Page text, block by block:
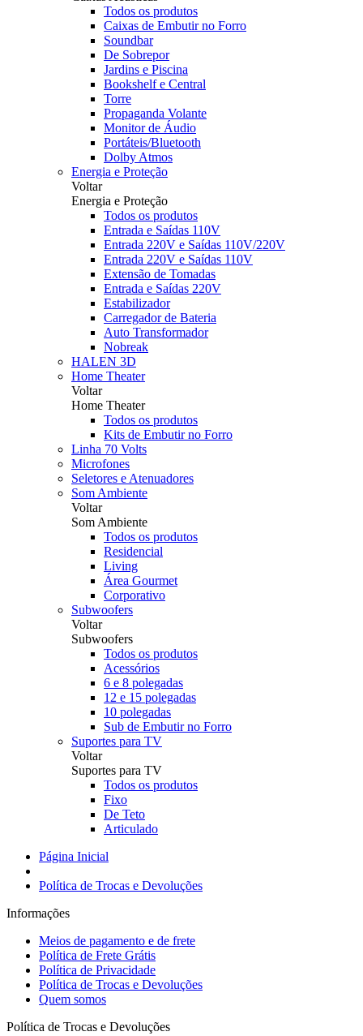
Todos os produtos
Caixas de Embutir no Forro
Soundbar
De Sobrepor
Jardins e Piscina
Bookshelf e Central
Torre
Propaganda Volante
Monitor de Áudio
Portáteis/Bluetooth
Dolby Atmos
Energia e Proteção
Voltar
Energia e Proteção
Todos os produtos
Entrada e Saídas 110V
Entrada 220V e Saídas 110V/220V
Entrada 220V e Saídas 110V
Extensão de Tomadas
Entrada e Saídas 220V
Estabilizador
Carregador de Bateria
Auto Transformador
Nobreak
HALEN 3D
Home Theater
Voltar
Home Theater
Todos os produtos
Kits de Embutir no Forro
Linha 70 Volts
Microfones
Seletores e Atenuadores
Som Ambiente
Voltar
Som Ambiente
Todos os produtos
Residencial
Living
Área Gourmet
Corporativo
Subwoofers
Voltar
Subwoofers
Todos os produtos
Acessórios
6 e 8 polegadas
12 e 15 polegadas
10 polegadas
Sub de Embutir no Forro
Suportes para TV
Voltar
Suportes para TV
Todos os produtos
Fixo
De Teto
Articulado
Página Inicial
Política de Trocas e Devoluções
Informações
Meios de pagamento e de frete
Política de Frete Grátis
Política de Privacidade
Política de Trocas e Devoluções
Quem somos
Política de Trocas e Devoluções